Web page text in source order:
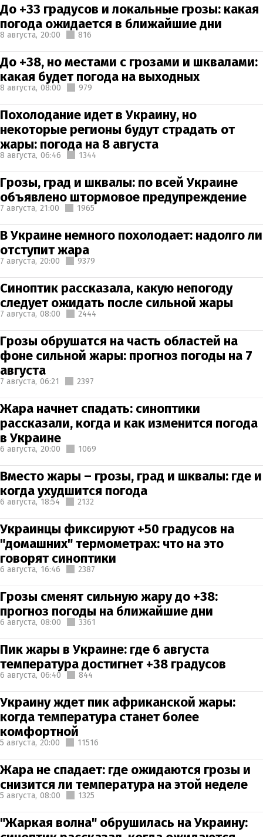
До +33 градусов и локальные грозы: какая
погода ожидается в ближайшие дни
8 августа, 20:00 816
До +38, но местами с грозами и шквалами:
какая будет погода на выходных
8 августа, 08:00 979
Похолодание идет в Украину, но
некоторые регионы будут страдать от
жары: погода на 8 августа
8 августа, 06:46 1344
Грозы, град и шквалы: по всей Украине
объявлено штормовое предупреждение
7 августа, 21:00 1965
В Украине немного похолодает: надолго ли
отступит жара
7 августа, 20:00 9379
Синоптик рассказала, какую непогоду
следует ожидать после сильной жары
7 августа, 08:00 2444
Грозы обрушатся на часть областей на
фоне сильной жары: прогноз погоды на 7
августа
7 августа, 06:21 2397
Жара начнет спадать: синоптики
рассказали, когда и как изменится погода
в Украине
6 августа, 20:00 1069
Вместо жары – грозы, град и шквалы: где и
когда ухудшится погода
6 августа, 18:54 2132
Украинцы фиксируют +50 градусов на
"домашних" термометрах: что на это
говорят синоптики
6 августа, 16:46 2387
Грозы сменят сильную жару до +38:
прогноз погоды на ближайшие дни
6 августа, 08:00 3361
Пик жары в Украине: где 6 августа
температура достигнет +38 градусов
6 августа, 06:40 844
Украину ждет пик африканской жары:
когда температура станет более
комфортной
5 августа, 20:00 11516
Жара не спадает: где ожидаются грозы и
снизится ли температура на этой неделе
5 августа, 08:00 1325
"Жаркая волна" обрушилась на Украину: